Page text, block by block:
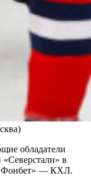
обладатели
в
«Фонбет» — КХЛ.